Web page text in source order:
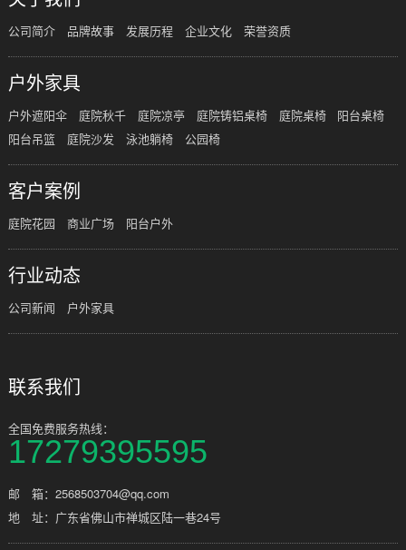
公司简介 品牌故事 发展历程 企业文化 荣誉资质
户外家具
户外遮阳伞 庭院秋千 庭院凉亭 庭院铸铝桌椅 庭院桌椅
阳台桌椅
阳台吊篮
庭院沙发 泳池躺椅 公园椅
客户案例
庭院花园 商业广场 阳台户外
行业动态
公司新闻 户外家具
联系我们
全国免费服务热线：
17279395595
邮 箱：2568503704@qq.com
地 址：广东省佛山市禅城区陆一巷24号